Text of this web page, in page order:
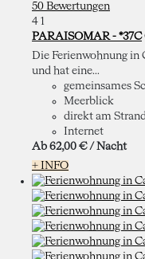
50 Bewertungen
4 1
PARAISOMAR - *37C
Die Ferienwohnung in
und hat eine...
gemeinsames
Meerblick
direkt am
Internet
Ab 62,00 € / Nacht
+ INFO